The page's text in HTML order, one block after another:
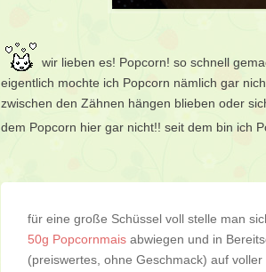
wir lieben es! Popcorn! so schnell
eigentlich mochte ich Popcorn nämlich gar
zwischen den Zähnen hängen blieben oder
dem Popcorn hier gar nicht!! seit dem bin ich
für eine große Schüssel voll stelle man
50g Popcornmais abwiegen und in
(preiswertes, ohne Geschmack) auf